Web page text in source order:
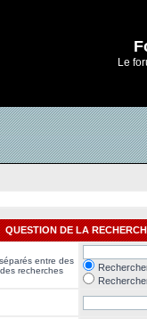
Le
QUESTION DE LA
entre des
recherches